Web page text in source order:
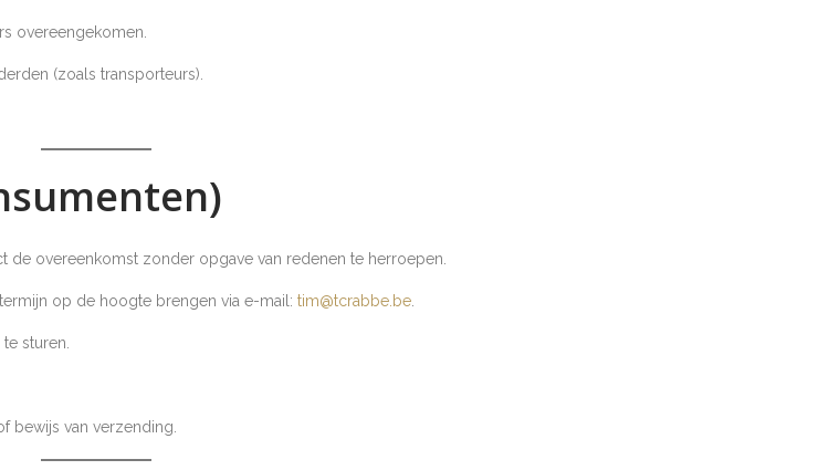
overeengekomen.
(zoals transporteurs).
de overeenkomst zonder opgave van redenen te herroepen.
op de hoogte brengen via e-mail: tim@tcrabbe.be
sturen.
bewijs van verzending.